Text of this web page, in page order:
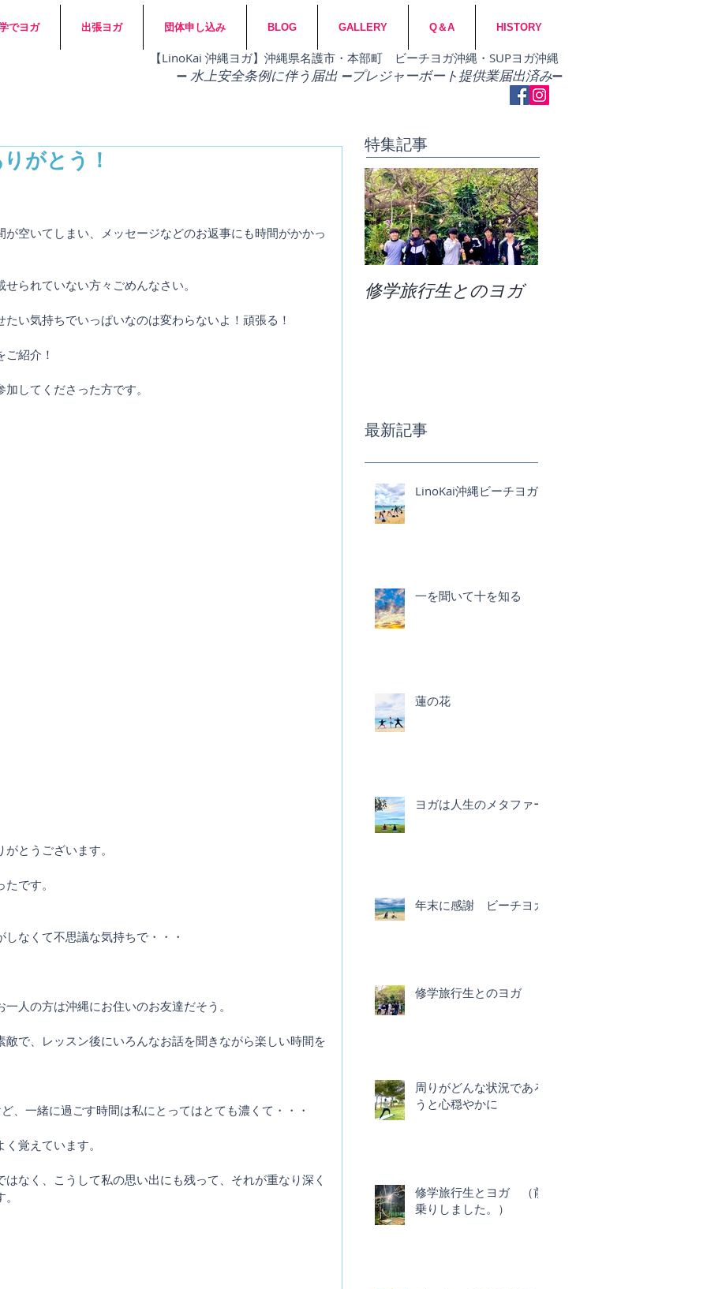
でヨガ 出張ヨガ 団体申し込み BLOG GALLERY Q＆A HISTORY
​【LinoKai 沖縄ヨガ】沖縄県名護市・本部町 ビーチヨガ沖縄・SUPヨガ沖縄
➖水上安全条例に伴う届出 ➖​プレジャーボート提供業届出済み➖
がとう！
空いてしまい、メッセージなどのお返事にも時間がかかっ
られていない方々ごめんなさい。
い気持ちでいっぱいなのは変わらないよ！頑張る！
紹介！
してくださった方です。
とうございます。
です。
なくて不思議な気持ちで・・・
人の方は沖縄にお住いのお友達だそう。
で、レッスン後にいろんなお話を聞きながら楽しい時間を
、一緒に過ごす時間は私にとってはとても濃くて・・・
覚えています。
なく、こうして私の思い出にも残って、それが重なり深く
特集記事
修学旅行生とのヨガ
最新記事
LinoKai沖縄ビーチヨガ
一を聞いて十を知る
蓮の花
ヨガは人生のメタファー
年末に感謝 ビーチヨガ
修学旅行生とのヨガ
周りがどんな状況であろ
うと心穏やかに
修学旅行生とヨガ （前
乗りしました。）